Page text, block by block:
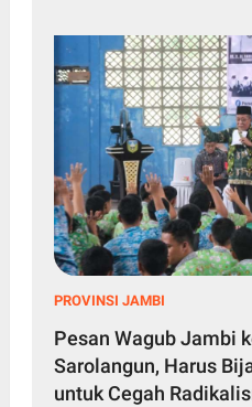
PROVINSI JAMBI
Pesan Wagub Jambi
Sarolangun, Harus
untuk Cegah